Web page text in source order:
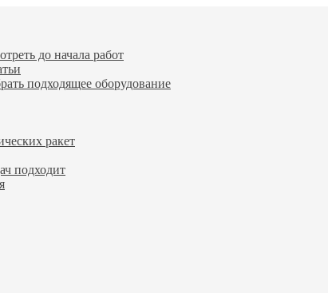
до начала работ
подходящее оборудование
ракет
подходит